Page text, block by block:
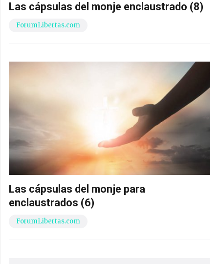
Las cápsulas del monje enclaustrado (8)
ForumLibertas.com
Las cápsulas del monje para
enclaustrados (6)
ForumLibertas.com